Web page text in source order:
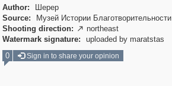
Author:
Шерер
Source:
Музей Истории Благотворительности
Shooting direction:  northeast
Watermark signature:
uploaded by maratstas
0
Sign in to share your opinion